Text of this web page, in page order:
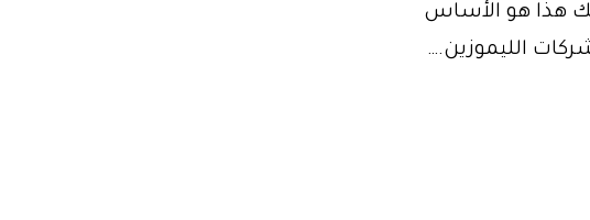
هذا هو الأساس
الليموزين.…